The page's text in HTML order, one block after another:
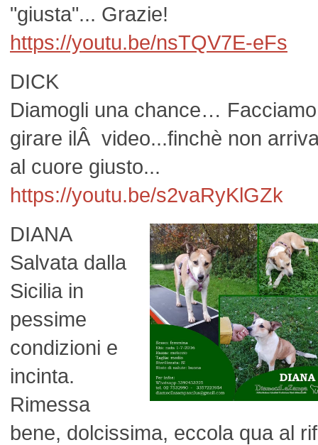
"giusta"... Grazie!
https://youtu.be/nsTQV7E-eFs
DICK
Diamogli una chance… Facciamo
girare ilÂ video...finchè non
al cuore giusto...
https://youtu.be/s2vaRyKlGZk
DIANA
Salvata dalla
Sicilia in
pessime
condizioni e
incinta.
Rimessa
bene, dolcissima, eccola qua al